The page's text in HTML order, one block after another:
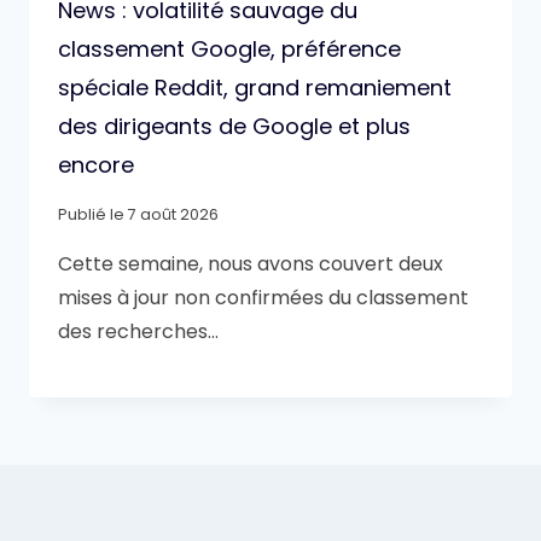
News : volatilité sauvage du
classement Google, préférence
spéciale Reddit, grand remaniement
des dirigeants de Google et plus
encore
Publié le 7 août 2026
Cette semaine, nous avons couvert deux
mises à jour non confirmées du classement
des recherches…